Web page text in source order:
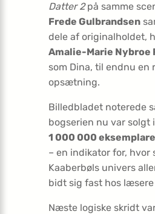
Datter 2på samme
Frede Gulbrandsen
dele af originalholdet,
Amalie-Marie Nybroe
som Dina, til endnu en
opsætning.
Billedbladet noterede
bogserien nu var solgt
1 000 000
– en indikator for,
Kaaberbøls univers
bidt sig fast hos læsere
Næste logiske skridt